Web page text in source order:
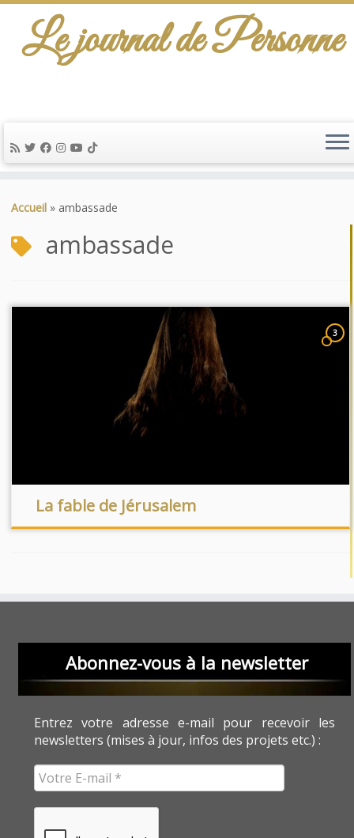
au
Le journal de Personne
Accueil » ambassade
ambassade
3
La fable de Jérusalem
Abonnez-vous à la newsletter
Entrez votre adresse e-mail pour recevoir les
newsletters (mises à jour, infos des projets etc.) :